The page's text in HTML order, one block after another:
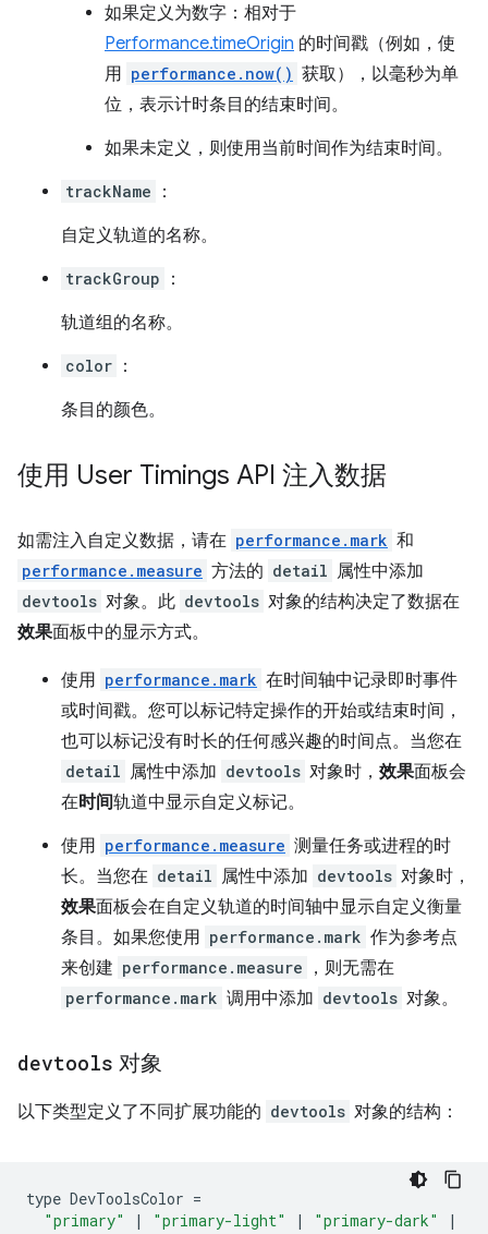
如果定义为数字：相对于
Performance.timeOrigin 的时间戳（例如，使
用 performance.now() 获取），以毫秒为单
位，表示计时条目的结束时间。
如果未定义，则使用当前时间作为结束时间。
trackName
：
自定义轨道的名称。
trackGroup
：
轨道组的名称。
color ：
条目的颜色。
使用 User Timings API 注入数据
如需注入自定义数据，请在 performance.mark 和
performance.measure 方法的 detail 属性中添加
devtools 对象。此 devtools 对象的结构决定了数据在
效果面板中的显示方式。
使用 performance.mark 在时间轴中记录即时事件
或时间戳。您可以标记特定操作的开始或结束时间，
也可以标记没有时长的任何感兴趣的时间点。当您在
detail 属性中添加 devtools 对象时， 效果面板会
在时间轨道中显示自定义标记。
使用 performance.measure 测量任务或进程的时
长。当您在 detail 属性中添加 devtools 对象时，
效果面板会在自定义轨道的时间轴中显示自定义衡量
条目。如果您使用 performance.mark 作为参考点
来创建 performance.measure ，则无需在
performance.mark 调用中添加 devtools 对象。
devtools 对象
以下类型定义了不同扩展功能的 devtools 对象的结构：
type DevToolsColor =
"primary"
| "primary-light" | "primary-dark"
|